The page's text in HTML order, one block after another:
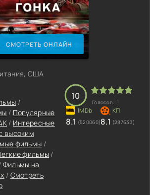
СМОТРЕТЬ ОНЛАЙН
США
/
/ Популярные
/ Интересные
высоким
фильмы /
фильмы /
Фильмы на
/ Смотреть
10
Голосов: 1
8.1 (520060)8.1 (287633)